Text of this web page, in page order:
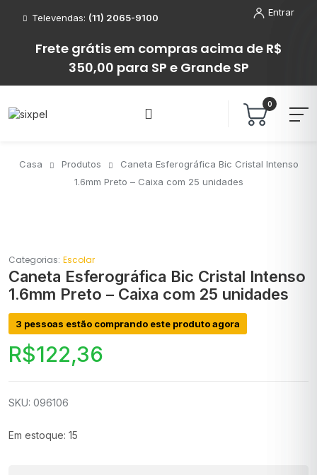
Televendas: (11) 2065-9100
Frete grátis em compras acima de R$
350,00 para SP e Grande SP
Entrar
0
Casa Produtos
Caneta Esferográfica Bic Cristal Intenso
1.6mm Preto – Caixa com 25 unidades
Categorias: Escolar
Caneta Esferográfica Bic Cristal Intenso
1.6mm Preto – Caixa com 25 unidades
3 pessoas estão comprando este produto agora
R$122,36
SKU: 096106
Em estoque: 15